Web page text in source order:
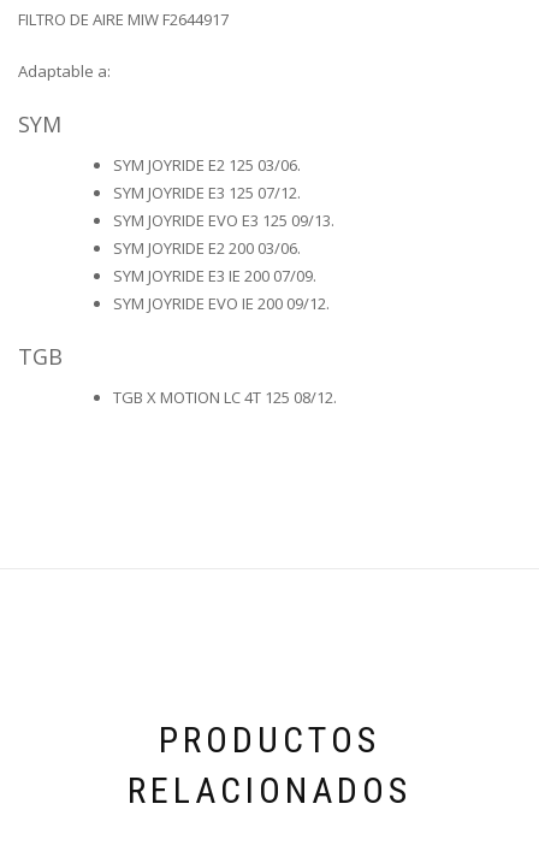
FILTRO DE AIRE MIW F2644917
Adaptable a:
SYM
SYM JOYRIDE E2 125 03/06.
SYM JOYRIDE E3 125 07/12.
SYM JOYRIDE EVO E3 125 09/13.
SYM JOYRIDE E2 200 03/06.
SYM JOYRIDE E3 IE 200 07/09.
SYM JOYRIDE EVO IE 200 09/12.
TGB
TGB X MOTION LC 4T 125 08/12.
PRODUCTOS
RELACIONADOS